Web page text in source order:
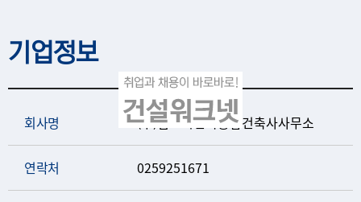
기업정보
회사명 (주)범도시건축종합건축사사무소
연락처 0259251671